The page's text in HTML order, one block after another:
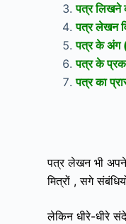
पत्र लिखने
पत्र लेखन
पत्र के
पत्र के
पत्र का
पत्र लेखन भी
मित्रों , सगे
लेकिन धीरे-धीरे